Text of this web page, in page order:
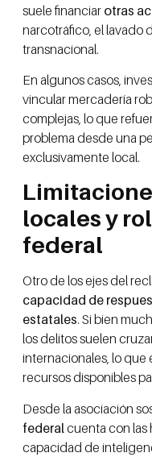
suele financiar otras
narcotráfico, el lavado
transnacional.
En algunos casos,
vincular mercadería
complejas, lo que
problema desde una
exclusivamente local.
locales y
federal
Otro de los ejes del
capacidad de
estatales. Si bien
los delitos suelen
internacionales, lo que
recursos disponibles
Desde la asociación
federal cuenta con las
capacidad de